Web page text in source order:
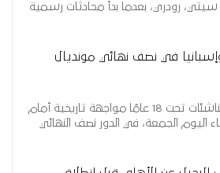
رودري، بعدما بدأ محادثات رسمية
في نصف نهائي مونديال
يخوض منتخب مصر للناشئات تحت 18 عامًا مواجهة تاريخية أمام
اليوم الجمعة، في الدور نصف النهائي